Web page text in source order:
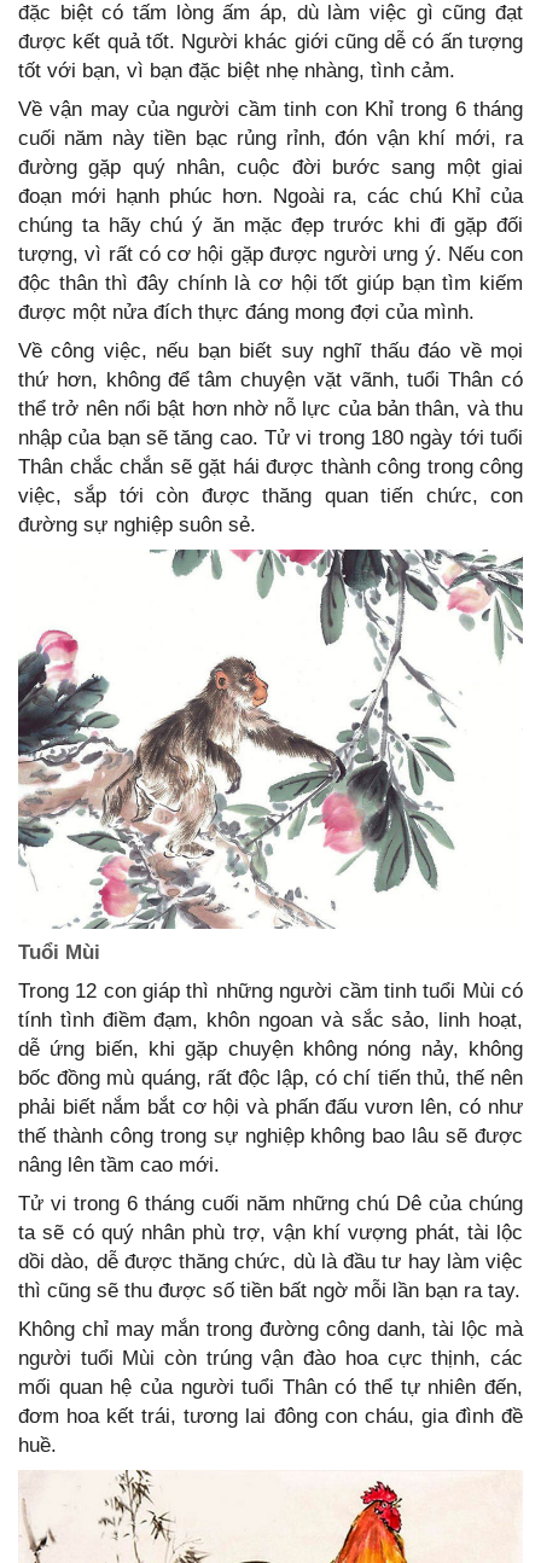
đặc biệt có tấm lòng ấm áp, dù làm việc gì cũng đạt
được kết quả tốt. Người khác giới cũng dễ có ấn tượng
tốt với bạn, vì bạn đặc biệt nhẹ nhàng, tình cảm.
Về vận may của người cầm tinh con Khỉ trong 6 tháng
cuối năm này tiền bạc rủng rỉnh, đón vận khí mới, ra
đường gặp quý nhân, cuộc đời bước sang một giai
đoạn mới hạnh phúc hơn. Ngoài ra, các chú Khỉ của
chúng ta hãy chú ý ăn mặc đẹp trước khi đi gặp đối
tượng, vì rất có cơ hội gặp được người ưng ý. Nếu con
độc thân thì đây chính là cơ hội tốt giúp bạn tìm kiếm
được một nửa đích thực đáng mong đợi của mình.
Về công việc, nếu bạn biết suy nghĩ thấu đáo về mọi
thứ hơn, không để tâm chuyện vặt vãnh, tuổi Thân có
thể trở nên nổi bật hơn nhờ nỗ lực của bản thân, và thu
nhập của bạn sẽ tăng cao. Tử vi trong 180 ngày tới tuổi
Thân chắc chắn sẽ gặt hái được thành công trong công
việc, sắp tới còn được thăng quan tiến chức, con
đường sự nghiệp suôn sẻ.
Tuổi Mùi
Trong 12 con giáp thì những người cầm tinh tuổi Mùi có
tính tình điềm đạm, khôn ngoan và sắc sảo, linh hoạt,
dễ ứng biến, khi gặp chuyện không nóng nảy, không
bốc đồng mù quáng, rất độc lập, có chí tiến thủ, thế nên
phải biết nắm bắt cơ hội và phấn đấu vươn lên, có như
thế thành công trong sự nghiệp không bao lâu sẽ được
nâng lên tầm cao mới.
Tử vi trong 6 tháng cuối năm những chú Dê của chúng
ta sẽ có quý nhân phù trợ, vận khí vượng phát, tài lộc
dồi dào, dễ được thăng chức, dù là đầu tư hay làm việc
thì cũng sẽ thu được số tiền bất ngờ mỗi lần bạn ra tay.
Không chỉ may mắn trong đường công danh, tài lộc mà
người tuổi Mùi còn trúng vận đào hoa cực thịnh, các
mối quan hệ của người tuổi Thân có thể tự nhiên đến,
đơm hoa kết trái, tương lai đông con cháu, gia đình đề
huề.